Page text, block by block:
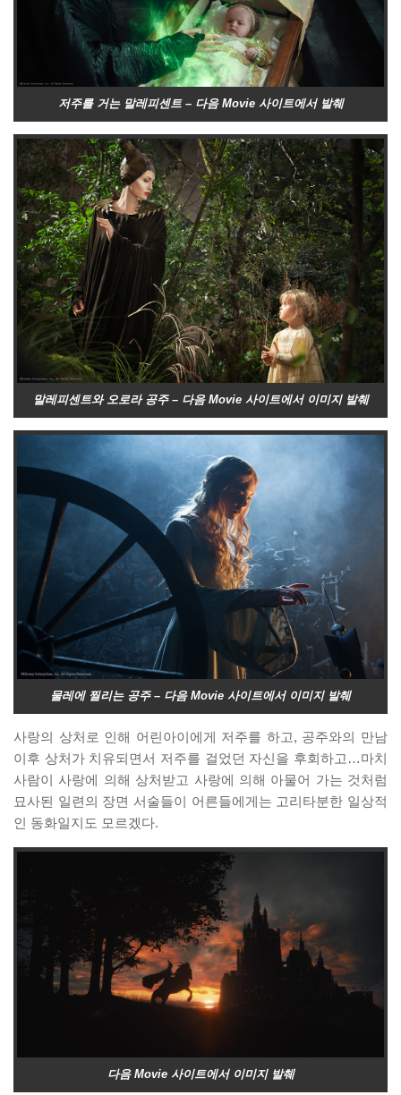
저주를 거는 말레피센트 – 다음 Movie 사이트에서 발췌
말레피센트와 오로라 공주 – 다음 Movie 사이트에서 이미지 발췌
물레에 찔리는 공주 – 다음 Movie 사이트에서 이미지 발췌
사랑의 상처로 인해 어린아이에게 저주를 하고, 공주와의 만남
이후 상처가 치유되면서 저주를 걸었던 자신을 후회하고…마치
사람이 사랑에 의해 상처받고 사랑에 의해 아물어 가는 것처럼
묘사된 일련의 장면 서술들이 어른들에게는 고리타분한 일상적
인 동화일지도 모르겠다.
다음 Movie 사이트에서 이미지 발췌